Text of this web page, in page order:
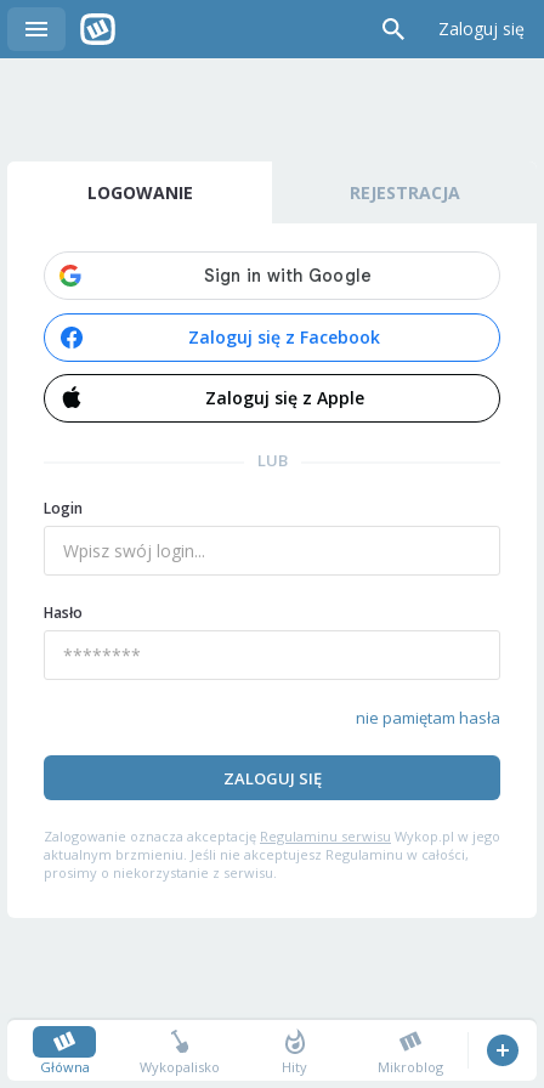
Zaloguj się
LOGOWANIE REJESTRACJA
Zaloguj się z Facebook
Zaloguj się z Apple
LUB
Login
Hasło
nie pamiętam hasła
ZALOGUJ SIĘ
Zalogowanie oznacza akceptację Regulaminu serwisu Wykop.pl w jego
aktualnym brzmieniu. Jeśli nie akceptujesz Regulaminu w całości,
prosimy o niekorzystanie z serwisu.
Główna Wykopalisko Hity Mikroblog